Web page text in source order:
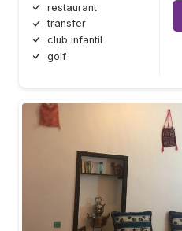
restaurant
transfer
club infantil
golf